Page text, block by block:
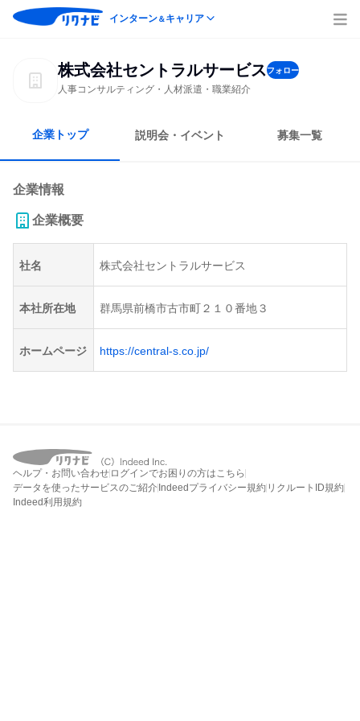
インターン＆キャリア
株式会社セントラルサービスフォロー
人事コンサルティング・人材派遣・職業紹介
企業トップ 説明会・イベント 募集一覧
企業情報
企業概要
社名 株式会社セントラルサービス
本社所在地 群馬県前橋市古市町２１０番地３
ホームページ https://central-s.co.jp/
ヘルプ・お問い合わせ ログインでお困りの方はこちら
データを使ったサービスのご紹介 Indeedプライバシー規約 リクルートID規約
Indeed利用規約